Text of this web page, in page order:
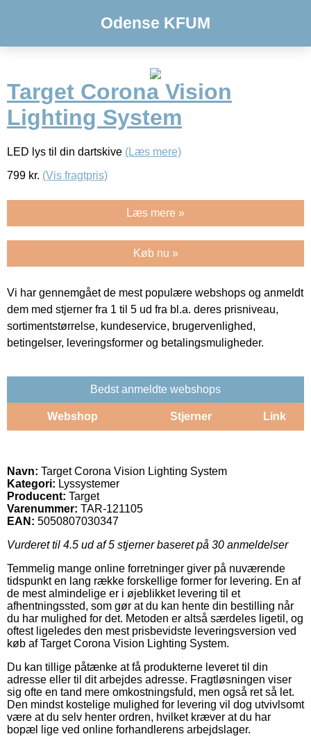
Odense KFUM
Target Corona Vision
Lighting System
LED lys til din dartskive (Læs mere)
799 kr. (Vis fragtpris)
Læs mere »
Køb nu »
Vi har gennemgået de mest populære webshops og anmeldt
dem med stjerner fra 1 til 5 ud fra bl.a. deres prisniveau,
sortimentstørrelse, kundeservice, brugervenlighed,
betingelser, leveringsformer og betalingsmuligheder.
Bedst anmeldte webshops
Webshop Stjerner Link
Navn: Target Corona Vision Lighting System
Kategori: Lyssystemer
Producent: Target
Varenummer: TAR-121105
EAN: 5050807030347
Vurderet til 4.5 ud af 5 stjerner baseret på 30 anmeldelser
Temmelig mange online forretninger giver på nuværende
tidspunkt en lang række forskellige former for levering. En af
de mest almindelige er i øjeblikket levering til et
afhentningssted, som gør at du kan hente din bestilling når
du har mulighed for det. Metoden er altså særdeles ligetil, og
oftest ligeledes den mest prisbevidste leveringsversion ved
køb af Target Corona Vision Lighting System.
Du kan tillige påtænke at få produkterne leveret til din
adresse eller til dit arbejdes adresse. Fragtløsningen viser
sig ofte en tand mere omkostningsfuld, men også ret så let.
Den mindst kostelige mulighed for levering vil dog utvivlsomt
være at du selv henter ordren, hvilket kræver at du har
bopæl lige ved online forhandlerens arbejdslager.